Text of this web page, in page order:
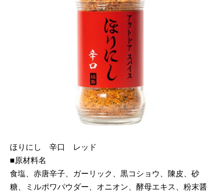
ほりにし 辛口 レッド
■原材料名
食塩、赤唐辛子、ガーリック、黒コショウ、陳皮、砂
糖、ミルポワパウダー、オニオン、酵母エキス、粉末醤